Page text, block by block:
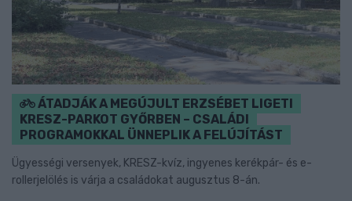
ÁTADJÁK A MEGÚJULT ERZSÉBET LIGETI
KRESZ-PARKOT GYŐRBEN – CSALÁDI
PROGRAMOKKAL ÜNNEPLIK A FELÚJÍTÁST
Ügyességi versenyek, KRESZ-kvíz, ingyenes kerékpár- és e-
rollerjelölés is várja a családokat augusztus 8-án.